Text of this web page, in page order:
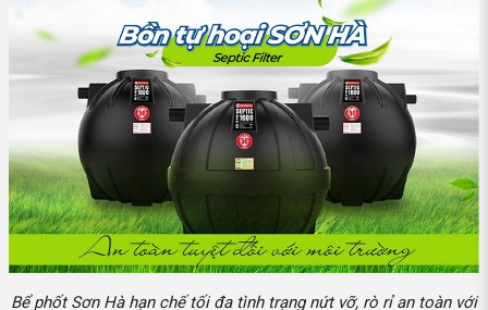
Bể phốt Sơn Hà hạn chế tối đa tình trạng nứt vỡ, rò rỉ an toàn với